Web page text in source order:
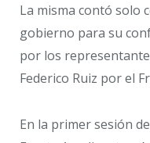
La misma contó solo
gobierno para su
por los
Federico Ruiz por el
En la primer sesión